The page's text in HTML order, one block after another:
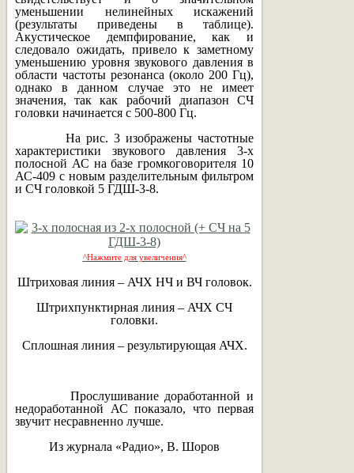
уменьшении нелинейных искажений
(результаты приведены в таблице).
Акустическое демпфирование, как и
следовало ожидать, привело к заметному
уменьшению уровня звукового давления в
области частоты резонанса (около 200 Гц),
однако в данном случае это не имеет
значения, так как рабочий диапазон СЧ
головки начинается с 500-800 Гц.
На рис. 3 изображены частотные
характеристики звукового давления 3-х
полосной АС на базе громкоговорителя 10
АС-409 с новым разделительным фильтром
и СЧ головкой 5 ГДШ-3-8.
^Нажмите для увеличения^
Штриховая линия – АЧХ НЧ и ВЧ головок.
Штрихпунктирная линия – АЧХ СЧ
головки.
Сплошная линия – результирующая АЧХ.
Прослушивание доработанной и
недоработанной АС показало, что первая
звучит несравненно лучше.
Из журнала «Радио», В. Шоров